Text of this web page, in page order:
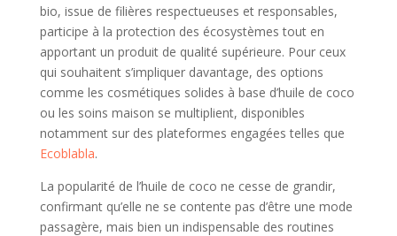
bio, issue de filières respectueuses et responsables,
participe à la protection des écosystèmes tout en
apportant un produit de qualité supérieure. Pour ceux
qui souhaitent s’impliquer davantage, des options
comme les cosmétiques solides à base d’huile de coco
ou les soins maison se multiplient, disponibles
notamment sur des plateformes engagées telles que
Ecoblabla.
La popularité de l’huile de coco ne cesse de grandir,
confirmant qu’elle ne se contente pas d’être une mode
passagère, mais bien un indispensable des routines